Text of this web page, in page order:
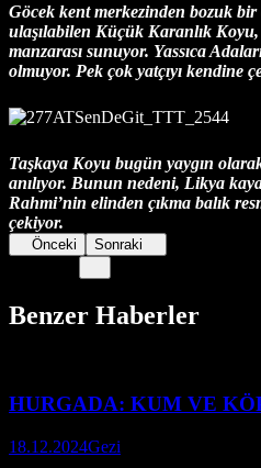
Göcek kent merkezinden bozuk
ulaşılabilen Küçük Karanlık
manzarası sunuyor. Yassıca
olmuyor. Pek çok yatçıyı kendine
Taşkaya Koyu bugün yaygın
anılıyor. Bunun nedeni, Likya
Rahmi’nin elinden çıkma balık
çekiyor.
Önceki Sonraki
Benzer Haberler
HURGADA: KUM VE
18.12.2024Gezi